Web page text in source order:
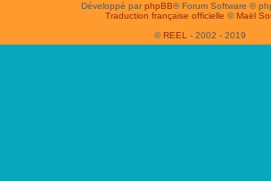
Développé parphpBB® Forum Software ©
Traduction française officielle © Maël
© REEL - 2002 - 2019